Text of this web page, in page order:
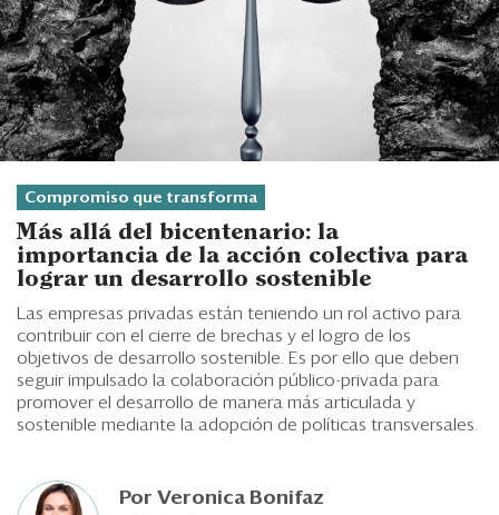
Legal y Política
Eventos
Blogs
Edición Impresa
Compromiso que transforma
Más allá del bicentenario: la
importancia de la acción colectiva para
lograr un desarrollo sostenible
Las empresas privadas están teniendo un rol activo para
contribuir con el cierre de brechas y el logro de los
objetivos de desarrollo sostenible. Es por ello que deben
seguir impulsado la colaboración público-privada para
promover el desarrollo de manera más articulada y
sostenible mediante la adopción de políticas transversales.
Por Veronica Bonifaz